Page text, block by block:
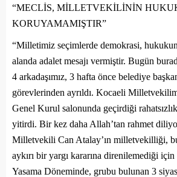
“MECLİS, MİLLETVEKİLİNİN
KORUYAMAMIŞTIR”
“Milletimiz seçimlerde demokrasi,
alanda adalet mesajı vermiştir. Bugün
4 arkadaşımız, 3 hafta önce belediye
görevlerinden ayrıldı. Kocaeli
Genel Kurul salonunda geçirdiği rahatsızlık
yitirdi. Bir kez daha Allah’tan rahmet
Milletvekili Can Atalay’ın milletvekilliği,
aykırı bir yargı kararına direnilemediği
Yasama Döneminde, grubu bulunan 3